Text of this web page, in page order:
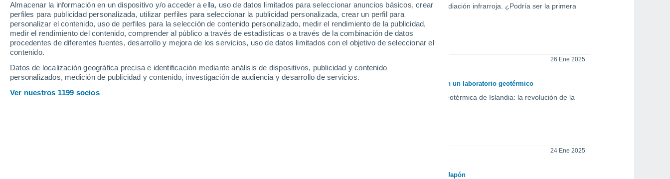
Almacenar la información en un dispositivo y/o acceder a ella, uso de datos limitados para seleccionar anuncios básicos, crear
perfiles para publicidad personalizada, utilizar perfiles para seleccionar la publicidad personalizada, crear un perfil para
personalizar el contenido, uso de perfiles para la selección de contenido personalizado, medir el rendimiento de la publicidad,
medir el rendimiento del contenido, comprender al público a través de estadísticas o a través de la combinación de datos
procedentes de diferentes fuentes, desarrollo y mejora de los servicios, uso de datos limitados con el objetivo de seleccionar el
contenido.
Datos de localización geográfica precisa e identificación mediante análisis de dispositivos, publicidad y contenido
personalizados, medición de publicidad y contenido, investigación de audiencia y desarrollo de servicios.
Ver nuestros 1199 socios
Un equipo de astrónomos ha identificado estrellas con un misterioso exceso de radiación infrarroja. ¿Podría ser la primera
evidencia de esferas de Dyson construidas por civilizaciones avanzadas?
CIENCIA
26 Ene 2025
Revolución en la agricultura: Islandia está cultivando superalimentos sostenibles en un laboratorio geotérmico
Una empresa ha empezado a cultivar superalimentos aprovechando la energía geotérmica de Islandia: la revolución de la
24 Ene 2025
¿Cuándo ocurrirá 'The Big One'? El brutal terremoto para el que ya se preparan en Japón